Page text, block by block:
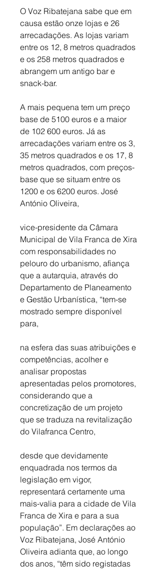
O Voz Ribatejana sabe que em
causa estão onze lojas e 26
arrecadações. As lojas variam
entre os 12, 8 metros quadrados
e os 258 metros quadrados e
abrangem um antigo bar e
snack-bar.
A mais pequena tem um preço
base de 5100 euros e a maior
de 102 600 euros. Já as
arrecadações variam entre os 3,
35 metros quadrados e os 17, 8
metros quadrados, com preços-
base que se situam entre os
1200 e os 6200 euros. José
António Oliveira,
vice-presidente da Câmara
Municipal de Vila Franca de Xira
com responsabilidades no
pelouro do urbanismo, afiança
que a autarquia, através do
Departamento de Planeamento
e Gestão Urbanística, “tem-se
mostrado sempre disponível
para,
na esfera das suas atribuições e
competências, acolher e
analisar propostas
apresentadas pelos promotores,
considerando que a
concretização de um projeto
que se traduza na revitalização
do Vilafranca Centro,
desde que devidamente
enquadrada nos termos da
legislação em vigor,
representará certamente uma
mais-valia para a cidade de Vila
Franca de Xira e para a sua
população”. Em declarações ao
Voz Ribatejana, José António
Oliveira adianta que, ao longo
dos anos, “têm sido registadas